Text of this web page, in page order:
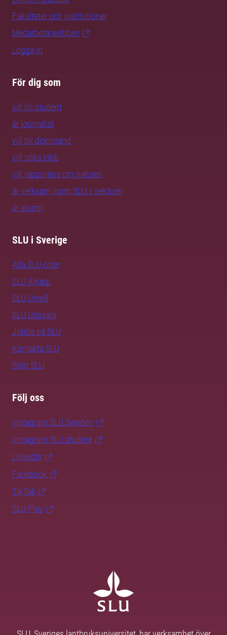
Fakulteter och institutioner
Medarbetarwebben
Logga in
För dig som
vill bli student
är journalist
vill bli doktorand
vill söka jobb
vill rapportera om naturen
är verksam inom SLU:s sektorer
är alumn
SLU i Sverige
Alla SLU-orter
SLU Alnarp
SLU Umeå
SLU Uppsala
Jobba på SLU
Kontakta SLU
Stöd SLU
Följ oss
Instagram SLU.Sweden
Instagram SLU.student
LinkedIn
Facebook
TikTok
SLU Play